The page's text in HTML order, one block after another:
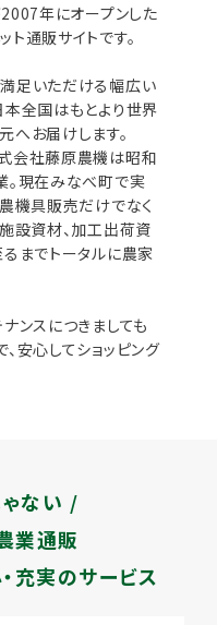
年にオープンした
通販サイトです。
足いただける幅広い
本全国はもとより世界
へお届けします。
会社藤原農機は昭和
現在みなべ町で実
機具販売だけでなく
設資材、加工出荷資
までトータルに農家
ンスにつきましても
安心してショッピング
ない /
業通販
充実のサービス